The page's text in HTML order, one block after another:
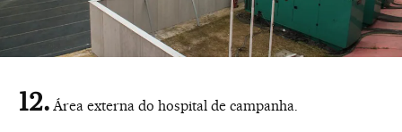
Área externa do hospital de campanha.